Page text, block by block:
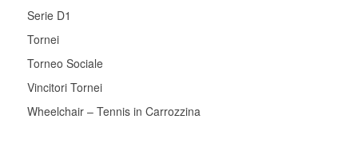
Serie D1
Tornei
Torneo Sociale
Vincitori Tornei
Wheelchair – Tennis in Carrozzina